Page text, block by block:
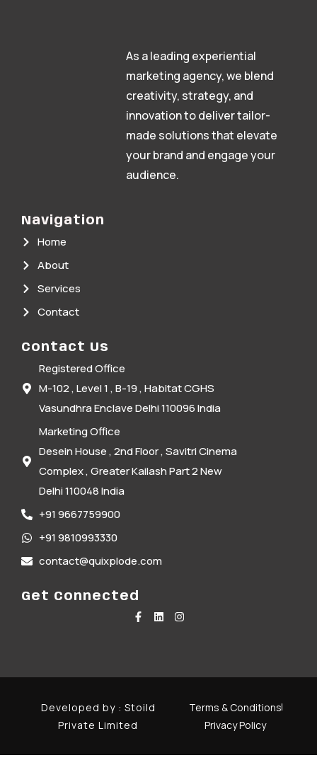
As a leading experiential
marketing agency, we blend
creativity, strategy, and
innovation to deliver tailor-
made solutions that elevate
your brand and engage your
audience.
Navigation
Home
About
Services
Contact
Contact Us
Registered Office
M-102 , Level 1 , B-19 , Habitat CGHS
Vasundhra Enclave Delhi 110096 India
Marketing Office
Desein House , 2nd Floor , Savitri Cinema
Complex , Greater Kailash Part 2 New
Delhi 110048 India
+91 9667759900
+91 9810993330
contact@quixplode.com
Get Connected
Developed by : Stoild
Private Limited
Terms & Conditions
Privacy Policy